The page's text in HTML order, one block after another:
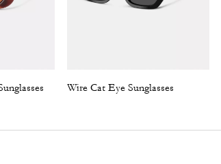
Wire Cat Eye Sunglasses